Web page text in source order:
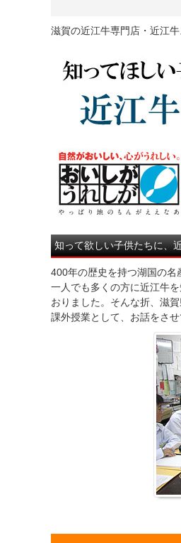
滋賀の近江牛専門店・近江
知って欲しい子供たちに、
400年の歴史を持つ湖国の名
一人でも多くの方に近江牛
おりました。そんな折、滋
課外授業として、お話をさ